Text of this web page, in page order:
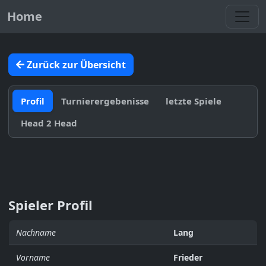
Home
Zurück zur Übersicht
Profil Turnierergebenisse
letzte Spiele
Head 2 Head
Spieler Profil
Nachname Lang
Vorname Frieder